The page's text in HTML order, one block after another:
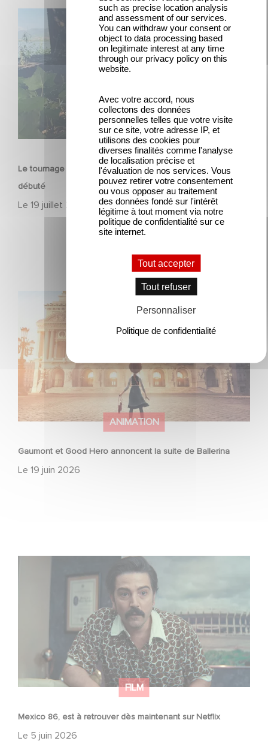
SÉRIE
Le tournage de la mini-série Le Roman de Marceau Miller a
débuté
Le 19 juillet 2026
Le tournage de la mini-série Le Roman de Marceau Miller
a débuté
ANIMATION
Gaumont et Good Hero annoncent la suite de Ballerina
Le 19 juin 2026
Gaumont et Good Hero annoncent la suite de Ballerina
FILM
Mexico 86, est à retrouver dès maintenant sur Netflix
Le 5 juin 2026
Mexico 86, est à retrouver dès maintenant sur Netflix
such as precise location analysis
and assessment of our services.
You can withdraw your consent or
object to data processing based
on legitimate interest at any time
through our privacy policy on this
website.
Avec votre accord, nous
collectons des données
personnelles telles que votre visite
sur ce site, votre adresse IP, et
utilisons des cookies pour
diverses finalités comme l'analyse
de localisation précise et
l'évaluation de nos services. Vous
pouvez retirer votre consentement
ou vous opposer au traitement
des données fondé sur l'intérêt
légitime à tout moment via notre
politique de confidentialité sur ce
site internet.
Tout accepter
Tout refuser
Personnaliser
Politique de confidentialité